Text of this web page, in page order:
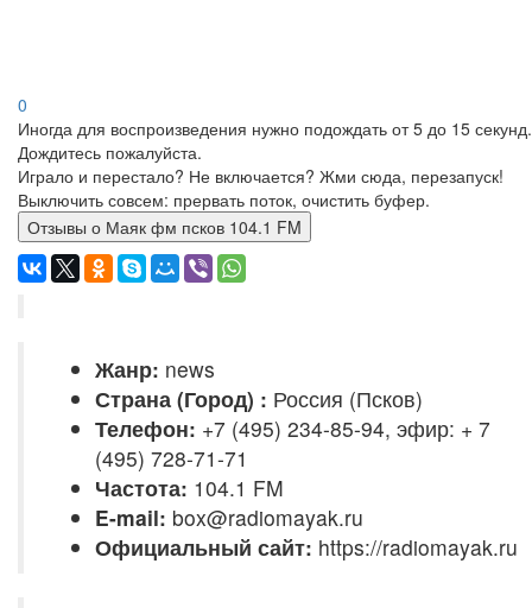
0
Иногда для воспроизведения нужно подождать от 5 до 15 секунд.
Дождитесь пожалуйста.
Играло и перестало? Не включается? Жми сюда, перезапуск!
Выключить совсем: прервать поток, очистить буфер.
Отзывы о Маяк фм псков 104.1 FM
Жанр: news
Страна (Город) : Россия (Псков)
Телефон: +7 (495) 234-85-94, эфир: + 7
(495) 728-71-71
Частота: 104.1 FM
E-mail: box@radiomayak.ru
Официальный сайт: https://radiomayak.ru